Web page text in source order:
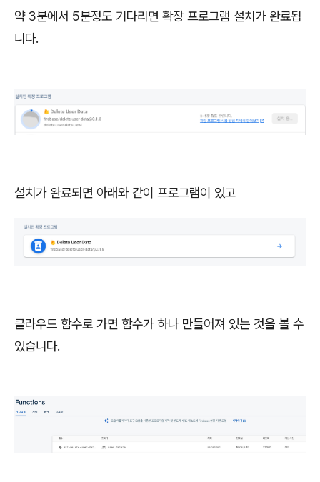
약 3분에서 5분정도 기다리면 확장 프로그램 설치가 완료됩
니다.
설치가 완료되면 아래와 같이 프로그램이 있고
클라우드 함수로 가면 함수가 하나 만들어져 있는 것을 볼 수
있습니다.